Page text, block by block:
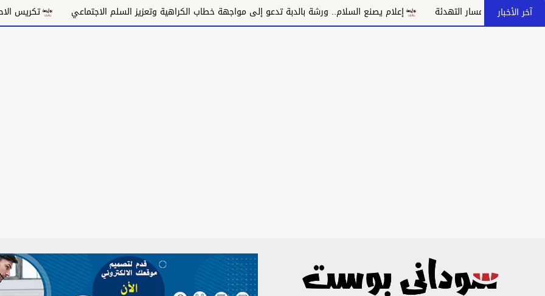
آخر الأخبارمسار التهدئة إعلام يصنع السلام.. ورشة بالدبة تدعو إلى مواجهة خطاب الكراهية وتعزيز السلم الاجتماعي تكريس الاحتلال